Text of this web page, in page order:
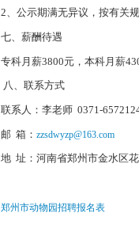
2、公示期满无异议，按有关
七、薪酬待遇
专科月薪3800元，本科
​ 八、联系方式
联系人：李老师 0371-
邮 箱： zzsdwyzp@163.com
地 址：河南省郑州市金水区
郑州市动物园招聘报名表